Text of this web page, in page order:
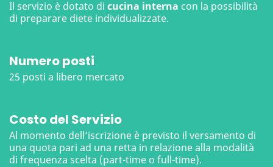
Il servizio è dotato di cucina interna con la possibilità
di preparare diete individualizzate.
Costo del Servizio
Al momento dell’iscrizione è previsto il versamento di
una quota pari ad una retta in relazione alla modalità
di frequenza scelta (part-time o full-time).
Numero posti
25 posti a libero mercato